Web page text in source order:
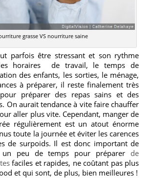
grasse VS nourriture saine
parfois être stressant et son rythme
horaires de travail, le temps de
des enfants, les sorties, le ménage,
à préparer, il reste finalement très
préparer des repas sains et des
On aurait tendance à vite faire chauffer
aller plus vite. Cependant, manger de
régulièrement est un atout énorme
toute la journée et éviter les carences
de surpoids. Il est donc important de
un peu de temps pour préparer de
faciles et rapides, ne coûtant pas plus
et qui sont, de plus, bien meilleures !